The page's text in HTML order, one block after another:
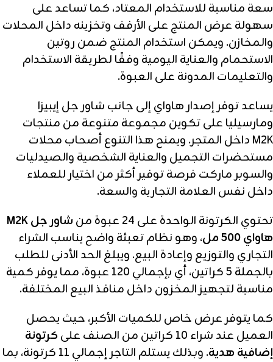
سعة مناسبة للاستخدام المعتاد، كما تساعد على
سهولة عرض المنتج على الأرفف وتخزينه داخل المحلات
والمخازن. ويمكن استخدام المنتج ضمن روتين
الاستحمام والعناية اليومية وفقًا لطريقة الاستخدام
والتعليمات المدونة على العبوة.
يساعد توفر إصدار هاواي إلى جانب شاور جل إيبيزا
ومارسيليا على تكوين مجموعة متنوعة من منتجات
M2K داخل المتجر. ويمنح هذا التنوع أصحاب محلات
مستحضرات التجميل والعناية الشخصية والصيدليات
والسوبر ماركت فرصة توفير أكثر من اختيار للعملاء
داخل نفس العلامة التجارية والسعة.
تحتوي الكرتونة الواحدة على 24 عبوة من
شاور جل M2K
هاواي 500 مل
، وهو نظام تعبئة واضح يناسب الشراء
التجاري والتوزيع وإعادة البيع. ويبلغ الحد الأدنى للطلب
بالجملة 5 كراتين، أي بإجمالي 120 عبوة، مما يوفر كمية
مناسبة لتجهيز المخزون داخل منافذ البيع المختلفة.
كما يتوفر عرض خاص للكميات الأكبر، حيث يحصل
العميل عند شراء 10 كراتين من الصنف على
كرتونة
إضافية هدية
. وبذلك يستلم التاجر إجمالي 11 كرتونة، بما